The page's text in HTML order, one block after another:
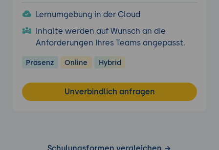
Lernumgebung in der Cloud
Inhalte werden auf Wunsch an die
Anforderungen Ihres Teams angepasst.
Präsenz Online Hybrid
Unverbindlich anfragen
Schulungsformen vergleichen